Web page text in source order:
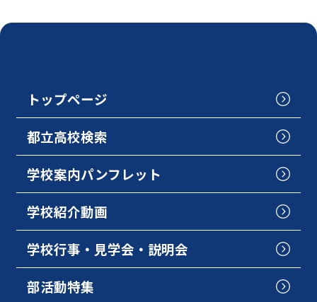
トップページ
都立高校検索
学校案内パンフレット
学校紹介動画
学校行事・見学会・説明会
部活動特集